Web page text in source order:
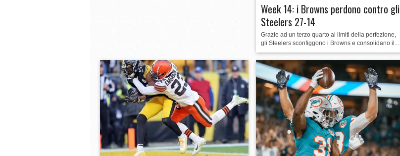
Week 14: i Browns perdono contro gli
Steelers 27-14
Grazie ad un terzo quarto ai limiti della perfezione,
gli Steelers sconfiggono i Browns e consolidano il...